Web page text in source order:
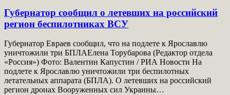
Губернатор сообщил о летевших на российский
регион беспилотниках ВСУ
Губернатор Евраев сообщил, что на подлете к Ярославлю
уничтожили три БПЛАЕлена Торубарова (Редактор отдела
«Россия») Фото: Валентин Капустин / РИА Новости На
подлете к Ярославлю уничтожили три беспилотных
летательных аппарата (БПЛА). О летевших на российский
регион дронах Вооруженных сил Украины…